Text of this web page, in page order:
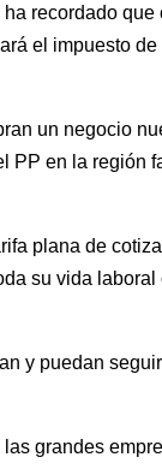
recordado que
el impuesto de
un negocio
PP en la región
plana de
su vida
y puedan
grandes